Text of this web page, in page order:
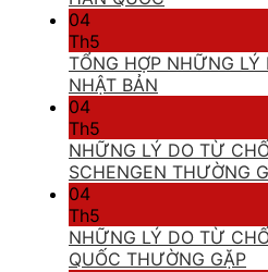
04
Th5
TỔNG HỢP NHỮNG
NHẬT BẢN
04
Th5
NHỮNG LÝ DO TỪ
SCHENGEN THƯỜNG
04
Th5
NHỮNG LÝ DO TỪ
QUỐC THƯỜNG GẶP